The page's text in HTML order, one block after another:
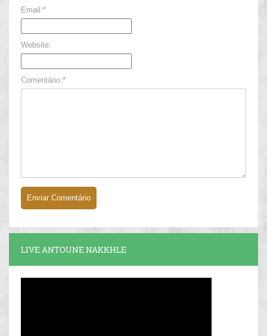
Email:*
Website:
Comentário:*
LIVE ANTOUNE NAKKHLE